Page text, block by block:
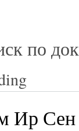
по
Ир Сен